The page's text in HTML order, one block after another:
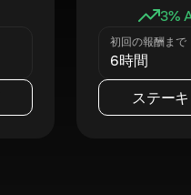
3%
初回の報酬まで
6時間
ステー